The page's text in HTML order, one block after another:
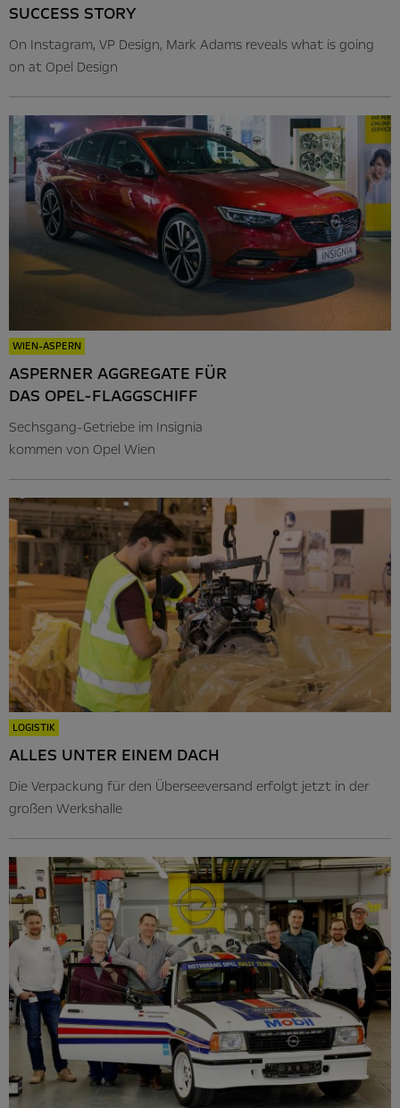
SUCCESS STORY
On Instagram, VP Design, Mark Adams reveals what is going
on at Opel Design
WIEN-ASPERN
ASPERNER AGGREGATE FÜR
DAS OPEL-FLAGGSCHIFF
Sechsgang-Getriebe im Insignia
kommen von Opel Wien
LOGISTIK
ALLES UNTER EINEM DACH
Die Verpackung für den Überseeversand erfolgt jetzt in der
großen Werkshalle